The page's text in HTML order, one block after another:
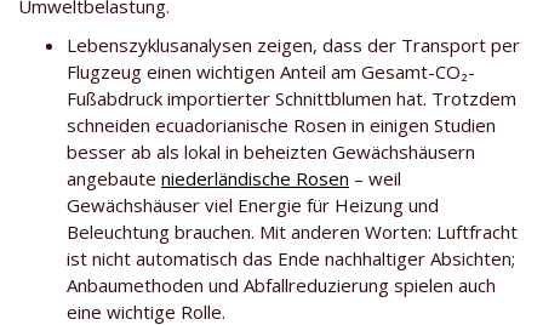
Umweltbelastung.
Lebenszyklusanalysen zeigen, dass der Transport per
Flugzeug einen wichtigen Anteil am Gesamt-CO₂-
Fußabdruck importierter Schnittblumen hat. Trotzdem
schneiden ecuadorianische Rosen in einigen Studien
besser ab als lokal in beheizten Gewächshäusern
angebaute niederländische Rosen – weil
Gewächshäuser viel Energie für Heizung und
Beleuchtung brauchen. Mit anderen Worten: Luftfracht
ist nicht automatisch das Ende nachhaltiger Absichten;
Anbaumethoden und Abfallreduzierung spielen auch
eine wichtige Rolle.